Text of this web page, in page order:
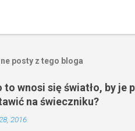
posty z tego bloga
to wnosi się światło, by je
na świeczniku?
2016